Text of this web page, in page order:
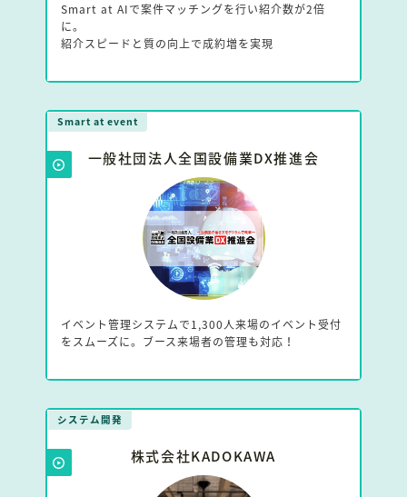
Smart at AIで案件マッチングを行い紹介数が2倍
に。
紹介スピードと質の向上で成約増を実現
Smart at event
一般社団法人全国設備業DX推進会
イベント管理システムで1,300人来場のイベント受付
をスムーズに。ブース来場者の管理も対応！
システム開発
株式会社KADOKAWA